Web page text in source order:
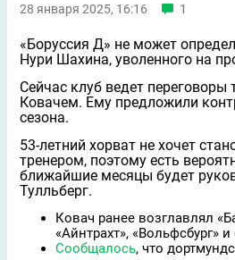
28 января 2025, 16:16 1
«Боруссия Д» не может
Нури Шахина, уволенного на
Сейчас клуб ведет переговоры
Ковачем. Ему предложили
сезона.
53-летний хорват не хочет
тренером, поэтому есть
ближайшие месяцы будет
Тулльберг.
Ковач ранее возглавлял
«Айнтрахт», «Вольфсбург»
Сообщалось, что